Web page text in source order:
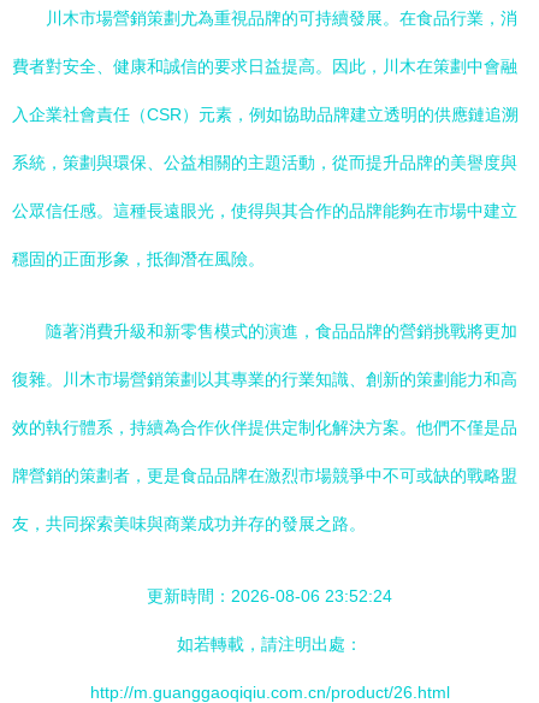
川木市場營銷策劃尤為重視品牌的可持續發展。在食品行業，消
費者對安全、健康和誠信的要求日益提高。因此，川木在策劃中會融
入企業社會責任（CSR）元素，例如協助品牌建立透明的供應鏈追溯
系統，策劃與環保、公益相關的主題活動，從而提升品牌的美譽度與
公眾信任感。這種長遠眼光，使得與其合作的品牌能夠在市場中建立
穩固的正面形象，抵御潛在風險。
隨著消費升級和新零售模式的演進，食品品牌的營銷挑戰將更加
復雜。川木市場營銷策劃以其專業的行業知識、創新的策劃能力和高
效的執行體系，持續為合作伙伴提供定制化解決方案。他們不僅是品
牌營銷的策劃者，更是食品品牌在激烈市場競爭中不可或缺的戰略盟
友，共同探索美味與商業成功并存的發展之路。
更新時間：2026-08-06 23:52:24
如若轉載，請注明出處：
http://m.guanggaoqiqiu.com.cn/product/26.html